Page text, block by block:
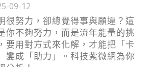
09-12
很努力，卻總覺得事與願違？這
你不夠努力，而是流年能量的挑
要用對方式來化解，才能把「卡
變成「助力」。科技紫微網為你